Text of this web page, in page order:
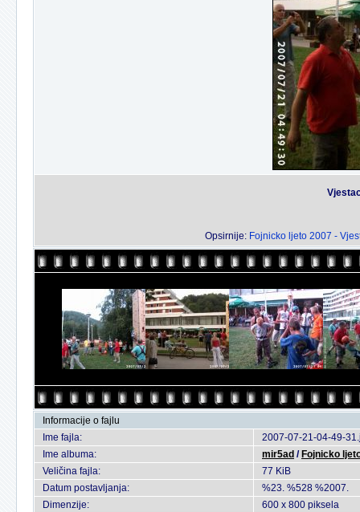
Opsirnije: Fojnicko ljeto 2007 -
Informacije o fajlu
Ime fajla:
2007-07-21-04-49-
Ime albuma:
mir5ad / Fojnicko
Veličina fajla:
77 KiB
Datum postavljanja:
%23. %528 %2007.
Dimenzije:
600 x 800 piksela